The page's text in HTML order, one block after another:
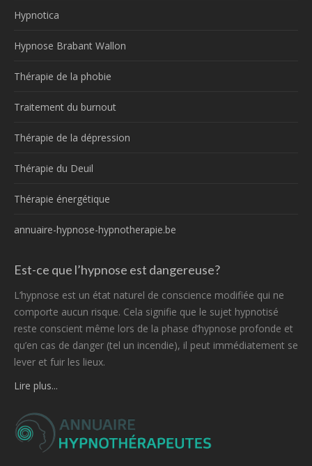
Hypnotica
Hypnose Brabant Wallon
Thérapie de la phobie
Traitement du burnout
Thérapie de la dépression
Thérapie du Deuil
Thérapie énergétique
annuaire-hypnose-hypnotherapie.be
Est-ce que l’hypnose est dangereuse?
L’hypnose est un état naturel de conscience modifiée qui ne
comporte aucun risque. Cela signifie que le sujet hypnotisé
reste conscient même lors de la phase d’hypnose profonde et
qu’en cas de danger (tel un incendie), il peut immédiatement se
lever et fuir les lieux.
Lire plus...